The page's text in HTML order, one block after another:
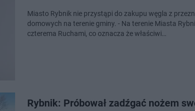
Miasto Rybnik nie przystąpi do zakupu węgla z
domowych na terenie gminy. - Na terenie Miasta
czterema Ruchami, co oznacza że właściwi…
Rybnik: Próbował zadźgać nożem